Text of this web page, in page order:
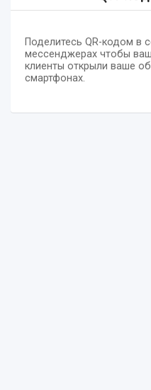
Поделитесь QR-кодом в
мессенджерах чтобы
клиенты открыли ваше
смартфонах.